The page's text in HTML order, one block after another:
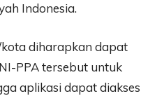
Indonesia.
diharapkan dapat
PPA tersebut untuk
aplikasi dapat diakses